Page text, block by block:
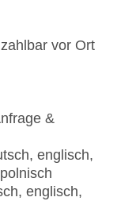
vor Ort
&
englisch,
englisch,